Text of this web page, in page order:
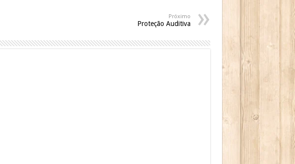
Próximo
Proteção Auditiva